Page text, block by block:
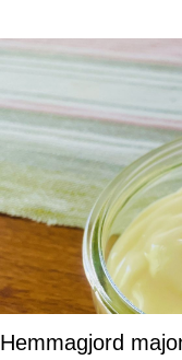
Hemmagjord